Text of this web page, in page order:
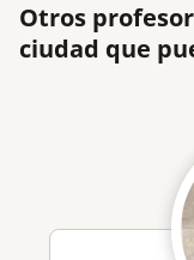
Otros
ciudad que